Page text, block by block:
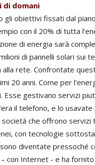
di domani
gli obiettivi fissati dal
con il 20% di tutta
di energia sarà
di pannelli solari sui
rete. Confrontate
20 anni. Come per
Esse gestivano servizi
il telefono, e lo
che offrono
con tecnologie
diventate pressoché
con Internet - e ha